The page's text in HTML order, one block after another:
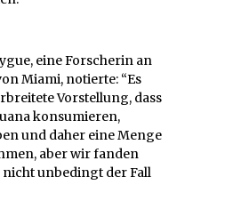
eine Forscherin an
Miami, notierte: “Es
Vorstellung, dass
konsumieren,
und daher eine Menge
aber wir fanden
nicht unbedingt der Fall